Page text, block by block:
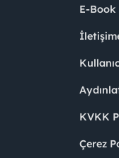
E-Book
KVKK
Çerez